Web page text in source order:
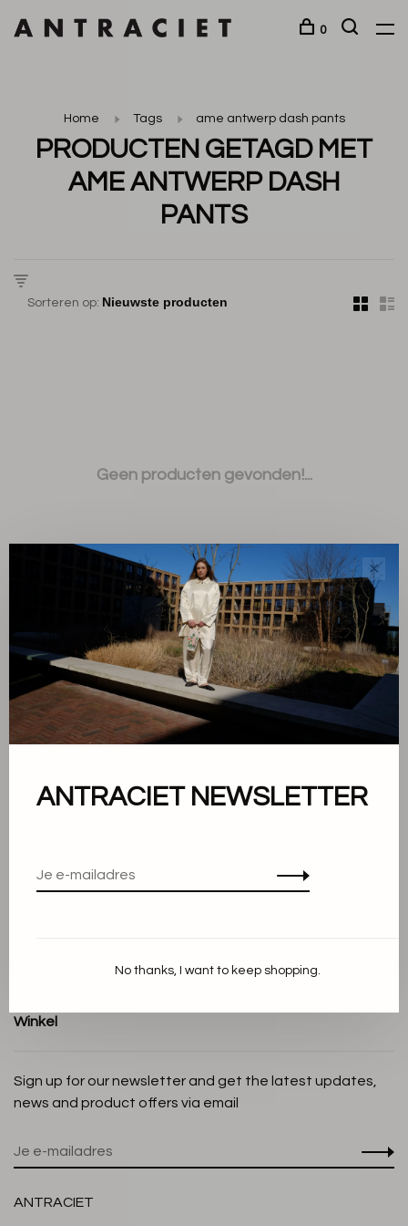
0
Home Tags ame antwerp dash pants
PRODUCTEN GETAGD MET
AME ANTWERP DASH
PANTS
Sorteren op:
Geen producten gevonden!...
Sorteren op:
Toon 1 - 0 van 0
Over ons
Privacy Policy
Winkel
Sign up for our newsletter and get the latest updates,
news and product offers via email
ANTRACIET
✕
ANTRACIET NEWSLETTER
No thanks, I want to keep shopping.